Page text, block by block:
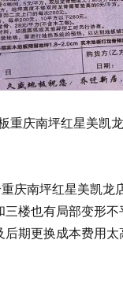
重庆南坪红星美凯
庆南坪红星美凯
楼也有局部变形
期更换成本费用太